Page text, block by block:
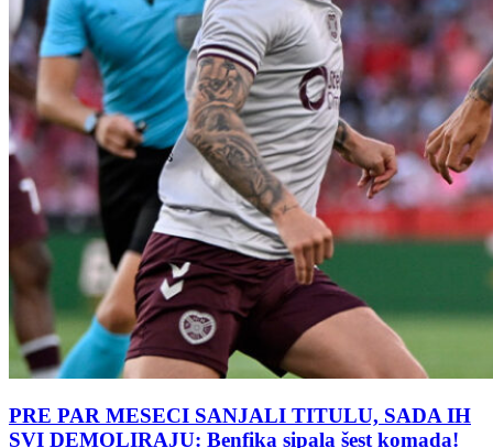
PRE PAR MESECI SANJALI TITULU, SADA IH
SVI DEMOLIRAJU: Benfika sipala šest komada!